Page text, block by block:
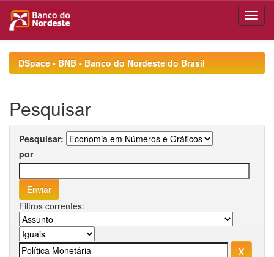
navigationDSpace - BNB - Banco do Nordeste do Brasil
Pesquisar
Pesquisar:
por
Filtros correntes: